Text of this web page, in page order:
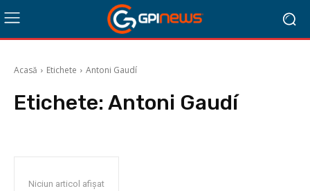
Acasă Etichete Antoni Gaudí
Etichete: Antoni Gaudí
Niciun articol afișat